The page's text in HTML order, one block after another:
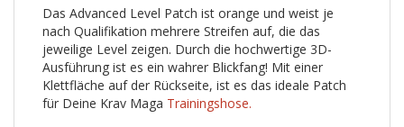
Das Advanced Level Patch ist orange und weist je
nach Qualifikation mehrere Streifen auf, die das
jeweilige Level zeigen. Durch die hochwertige 3D-
Ausführung ist es ein wahrer Blickfang! Mit einer
Klettfläche auf der Rückseite, ist es das ideale Patch
für Deine Krav Maga Trainingshose.